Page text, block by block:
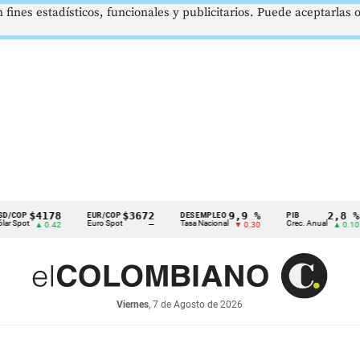
▲ 0.42
EUR/COP
Euro Spot
$3672
—
DESEMPLEO
Tasa Nacional
9,9 %
▼ 0.30
PIB
Crec. Anual
2,8 %
▲ 0.10
Viernes, 7 de Agosto de 2026
estadísticos, funcionales y publicitarios. Puede aceptarlas